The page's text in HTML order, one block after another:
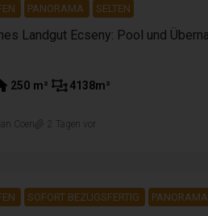
PANORAMA SELTEN
250 m² 4138m²
Coen 2 Tagen vor
SOFORT BEZUGSFERTIG PANORAMA